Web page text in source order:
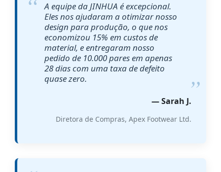
A equipe da JINHUA é excepcional.
Eles nos ajudaram a otimizar nosso
design para produção, o que nos
economizou 15% em custos de
material, e entregaram nosso
pedido de 10.000 pares em apenas
28 dias com uma taxa de defeito
quase zero.
— Sarah J.
Diretora de Compras, Apex Footwear Ltd.